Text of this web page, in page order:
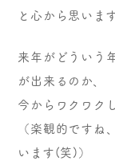
と心から思います
来年がどういう
が出来るのか、
今からワクワク
（楽観的ですね
います(笑)）